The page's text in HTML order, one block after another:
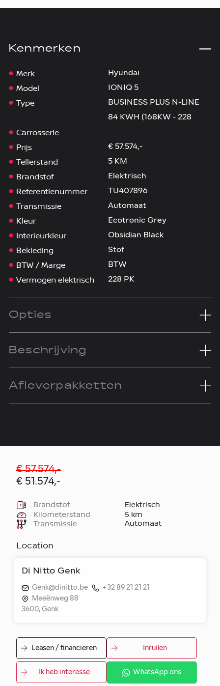
Kenmerken
Merk Hyundai
Model IONIQ 5
Type
BUSINESS PLUS N-LINE
84 KWH (168KW - 228
Carrosserie
Prijs
€ 57.574,-
Tellerstand 5 KM
Brandstof Elektrisch
Referentienummer TU407896
Transmissie Automaat
Kleur Ecotronic Grey
Interieurkleur Obsidian Black
Bekleding Stof
BTW / Marge BTW
Vermogen elektrisch 228 PK
Opties
Beschrijving
Afleverpakketten
€ 57.574,-
€ 51.574,-
Brandstof
Elektrisch
Kilometerstand
5 km
Transmissie
Automaat
Location
Di Nitto Genk
Genk@dinitto.be
+32 89 21 21 21
Meeënweg 88
3600, Genk
Leasen / financieren Inruilen
Ik heb interesse WhatsApp ons